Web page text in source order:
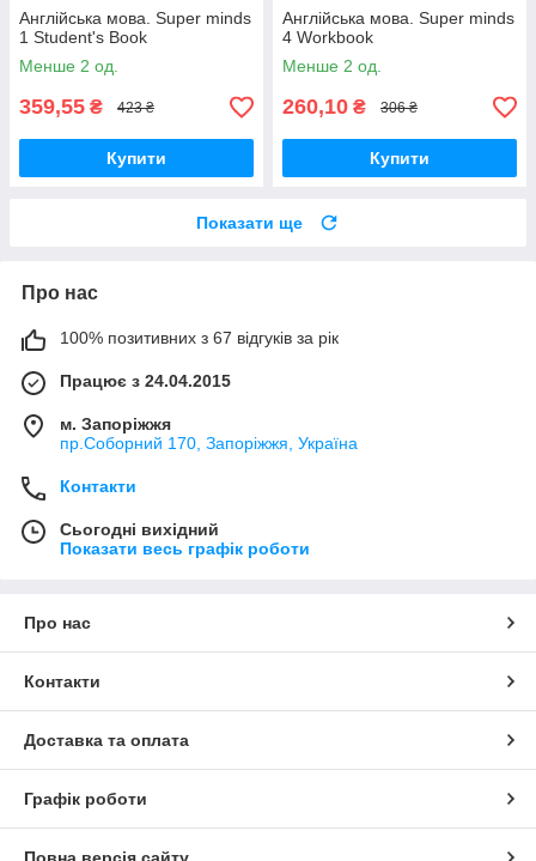
Англійська мова. Super minds
1 Student's Book
Менше 2 од.
359,55 ₴ 423 ₴
Купити
Англійська мова. Super minds
4 Workbook
Менше 2 од.
260,10 ₴ 306 ₴
Купити
Показати ще
Про нас
100% позитивних з 67 відгуків за рік
Працює з 24.04.2015
м. Запоріжжя
пр.Соборний 170, Запоріжжя, Україна
Контакти
Сьогодні вихідний
Показати весь графік роботи
Про нас
Контакти
Доставка та оплата
Графік роботи